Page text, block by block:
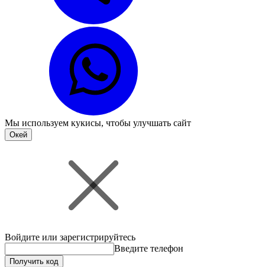
Мы используем кукисы, чтобы улучшать сайт
Окей
Войдите или зарегистрируйтесь
Введите телефон
Получить код